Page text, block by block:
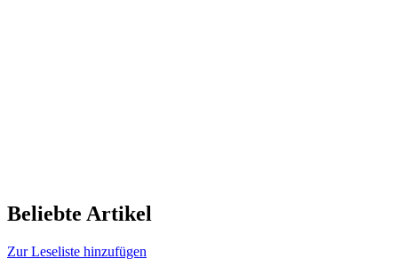
Beliebte Artikel
Zur Leseliste hinzufügen